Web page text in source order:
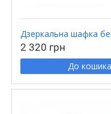
Дзеркальна шафка
2 320 грн
До кошика